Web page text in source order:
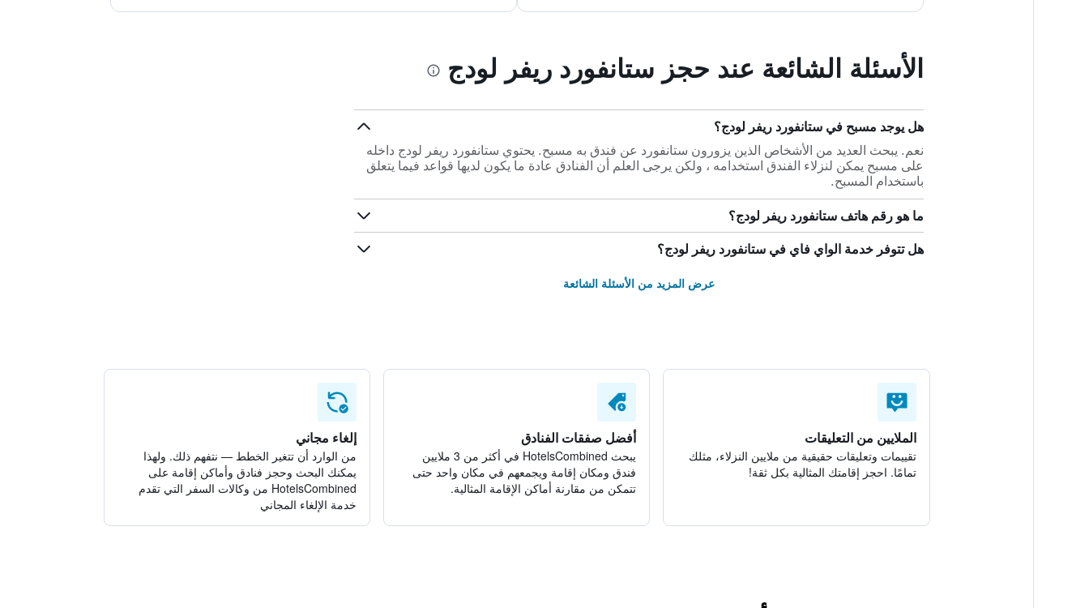
الأسئلة الشائعة عند حجز ستانفورد ريفر لودج
هل يوجد مسبح في ستانفورد ريفر لودج؟
نعم. يبحث العديد من الأشخاص الذين يزورون ستانفورد عن فندق به مسبح. يحتوي ستانفورد ريفر لودج داخله
على مسبح يمكن لنزلاء الفندق استخدامه ، ولكن يرجى العلم أن الفنادق عادة ما يكون لديها قواعد فيما يتعلق
باستخدام المسبح.
ما هو رقم هاتف ستانفورد ريفر لودج؟
هل تتوفر خدمة الواي فاي في ستانفورد ريفر لودج؟
عرض المزيد من الأسئلة الشائعة
الملايين من التعليقات
تقييمات وتعليقات حقيقية من ملايين النزلاء، مثلك
تمامًا. احجز إقامتك المثالية بكل ثقة!
أفضل صفقات الفنادق
يبحث HotelsCombined في أكثر من 3 ملايين
فندق ومكان إقامة ويجمعهم في مكان واحد حتى
تتمكن من مقارنة أماكن الإقامة المثالية.
إلغاء مجاني
من الوارد أن تتغير الخطط — نتفهم ذلك. ولهذا
يمكنك البحث وحجز فنادق وأماكن إقامة على
HotelsCombined من وكالات السفر التي تقدم
خدمة الإلغاء المجاني